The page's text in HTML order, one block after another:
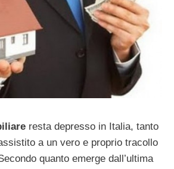
resta depresso in Italia, tanto
a un vero e proprio tracollo
quanto emerge dall’ultima